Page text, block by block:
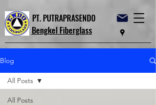
PT. PUTRAPRASENDO
Bengkel Fiberglass
Blog
All Posts
All Posts